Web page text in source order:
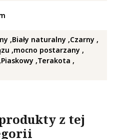
Biały naturalny Czarny
mocno postarzany
Piaskowy Terakota
z tej